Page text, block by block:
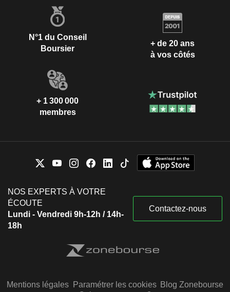
N°1 du Conseil
Boursier
+ de 20 ans
à vos côtés
+ 1 300 000
membres
NOS EXPERTS À VOTRE
ÉCOUTE
Lundi - Vendredi 9h-12h / 14h-
18h
Contactez-nous
Mentions légales Paramétrer les cookies Blog Zonebourse